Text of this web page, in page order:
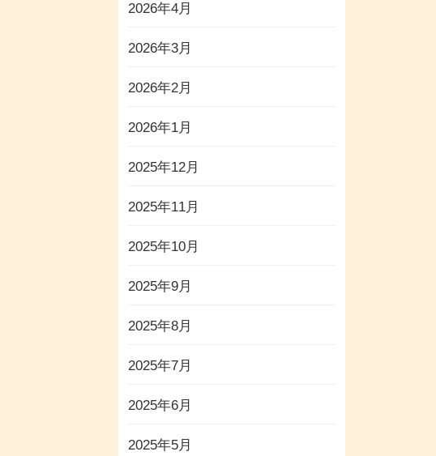
2026年4月
2026年3月
2026年2月
2026年1月
2025年12月
2025年11月
2025年10月
2025年9月
2025年8月
2025年7月
2025年6月
2025年5月